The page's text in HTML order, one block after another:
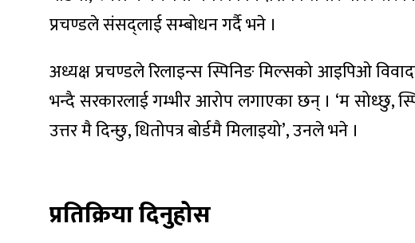
प्रचण्डले संसद्लाई सम्बोधन गर्दै भने ।
अध्यक्ष प्रचण्डले रिलाइन्स स्पिनिङ मिल्सको आइपिओ
भन्दै सरकारलाई गम्भीर आरोप लगाएका छन् । ‘म सोध्छु,
उत्तर मै दिन्छु, धितोपत्र बोर्डमै मिलाइयो’, उनले भने ।
प्रतिक्रिया दिनुहोस